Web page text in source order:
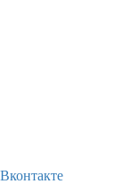
Вконтакте